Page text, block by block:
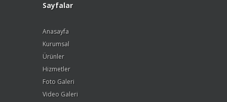
Sayfalar
Anasayfa
Kurumsal
Ürünler
Hizmetler
Foto Galeri
Video Galeri